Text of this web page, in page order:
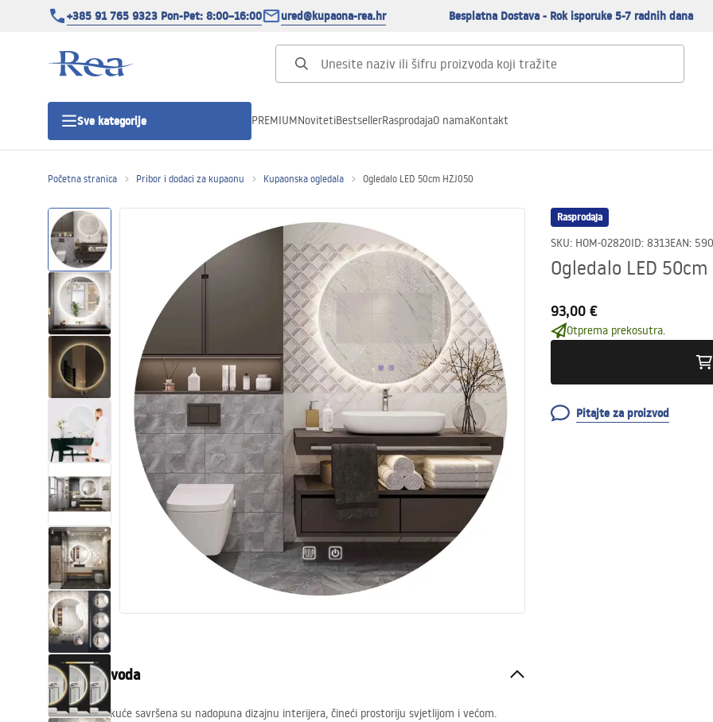
+385 91 765 9323 Pon-Pet: 8:00–16:00 ured@kupaona-rea.hr Besplatna Dostava - Rok isporuke 5-7 radnih dana
Sve kategorije
Tuš vrata
Tuš kade
Tuš Kanalice
WC školjke
Umivaonici
Kade i paravani
Miješalice, pipe, slavine
Tuševi
Kuhinja
Pribor i kupaonski namještaj
PREMIUMNovitetiBestsellerRasprodajaO namaKontakt
Početna stranica Pribor i dodaci za kupaonu Kupaonska ogledala Ogledalo LED 50cm HZJ050
Rasprodaja
SKU: HOM-02820ID: 8313EAN:
Ogledalo LED
93,00 €
Otprema prekosutra.
Pitajte za proizvod
Opis proizvoda
Ogledala kod kuće savršena su nadopuna dizajnu interijera, čineći prostoriju svjetlijom i većom.